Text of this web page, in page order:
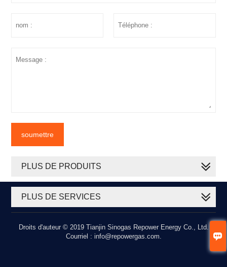

soumettre
PLUS DE PRODUITS
PLUS DE SERVICES
Droits d'auteur © 2019 Tianjin Sinogas Repower Energy Co., Ltd.
Courriel : info@repowergas.com.